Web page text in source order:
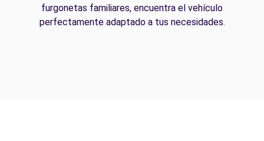
furgonetas familiares, encuentra el vehículo
perfectamente adaptado a tus necesidades.